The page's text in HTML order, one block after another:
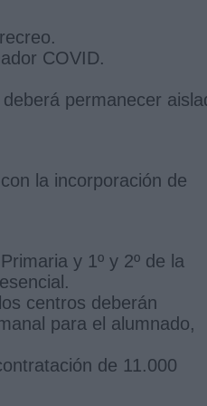
COVID.
permanecer
la incorporación de
y 1º y 2º de la
centros deberán
para el alumnado,
de 11.000